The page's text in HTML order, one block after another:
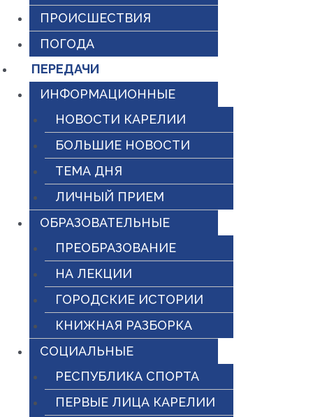
ПРОИСШЕСТВИЯ
ПОГОДА
ПЕРЕДАЧИ
ИНФОРМАЦИОННЫЕ
НОВОСТИ КАРЕЛИИ
БОЛЬШИЕ НОВОСТИ
ТЕМА ДНЯ
ЛИЧНЫЙ ПРИЕМ
ОБРАЗОВАТЕЛЬНЫЕ
ПРЕОБРАЗОВАНИЕ
НА ЛЕКЦИИ
ГОРОДСКИЕ ИСТОРИИ
КНИЖНАЯ РАЗБОРКА
СОЦИАЛЬНЫЕ
РЕСПУБЛИКА СПОРТА
ПЕРВЫЕ ЛИЦА КАРЕЛИИ